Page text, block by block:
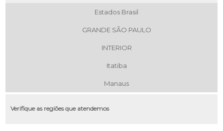
Estados Brasil
GRANDE SÃO PAULO
INTERIOR
Itatiba
Manaus
Verifique as regiões que atendemos